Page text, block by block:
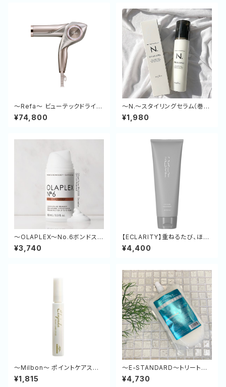
～Refa～ ビューテックドライヤ
ー BX W
¥74,800
～N.～スタイリングセラム（巻き
髪・パーマヘアに）
¥1,980
～OLAPLEX～No.6ボンドスム
ーサー
¥3,740
【ECLARITY】重ねるたび、ほど
ける指通り。シルクのような軽や
かさと極上のツヤを纏うCXグロ
¥4,400
～Milbon～ ポイントケアスティ
ック（アホ毛が落ち着く）
¥1,815
～E-STANDARD～トリートメ
ント ポジティブリペア（緑） 500
g (詰め替え)
¥4,730